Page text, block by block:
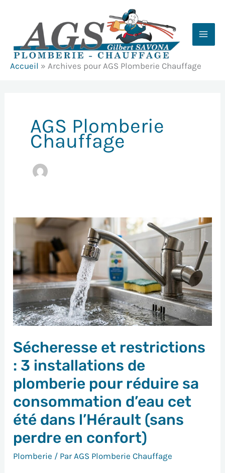
contenu
Accueil » Archives pour AGS Plomberie Chauffage
AGS Plomberie
Chauffage
Sécheresse et restrictions
: 3 installations de
plomberie pour réduire sa
consommation d’eau cet
été dans l’Hérault (sans
perdre en confort)
Plomberie / ParAGS Plomberie Chauffage
Sécheresse
restrictions
:
3
installations
de
pour
réduire
consommation
d’eau
cet
été